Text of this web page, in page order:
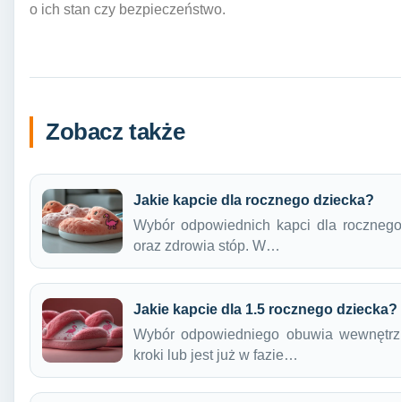
o ich stan czy bezpieczeństwo.
Zobacz także
Jakie kapcie dla rocznego dziecka?
Wybór odpowiednich kapci dla
oraz zdrowia stóp. W…
Jakie kapcie dla 1.5 rocznego dziecka?
Wybór odpowiedniego obuwia
kroki lub jest już w fazie…